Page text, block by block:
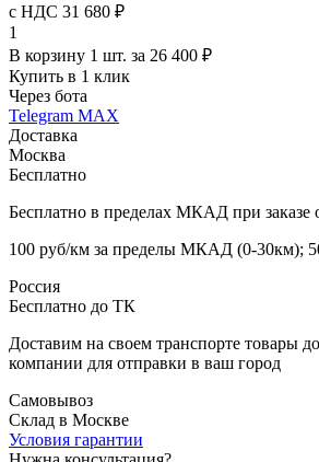
с НДС 31 680 ₽
1
В корзину 1 шт. за 26 400 ₽
Купить в 1 клик
Через бота
Telegram MAX
Доставка
Москва
Бесплатно
Бесплатно в пределах МКАД при заказе
100 руб/км за пределы МКАД (0-30км);
Россия
Бесплатно до ТК
Доставим на своем транспорте товары
компании для отправки в ваш город
Самовывоз
Склад в Москве
Условия гарантии